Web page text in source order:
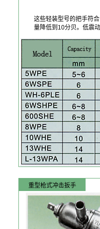
这些轻装型号的把手符
量降低到10分贝。低震
重型枪式冲击扳手